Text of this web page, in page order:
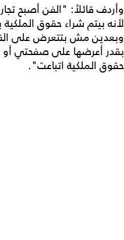
وأردف قائلاً: "الفن أصبح
لأنه بيتم شراء حقوق
وبعدين مش بتتعرض على
بقدر أعرضها على صفحتي
حقوق الملكية اتباعت".